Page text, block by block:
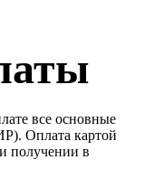
все основные
Оплата картой
получении в